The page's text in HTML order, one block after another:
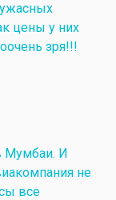
цены у них
зря!!!
Мумбаи. И
не
все